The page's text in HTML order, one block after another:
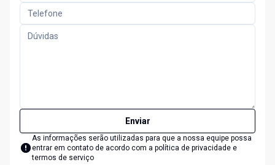
Enviar
As informações serão utilizadas para que a nossa equipe possa
entrar em contato de acordo com a política de privacidade e
termos de serviço